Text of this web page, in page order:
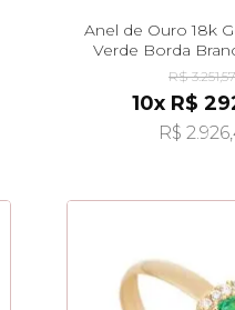
Anel de Ouro 18k
Verde Borda
R$ 3.251,57
10x R$
R$